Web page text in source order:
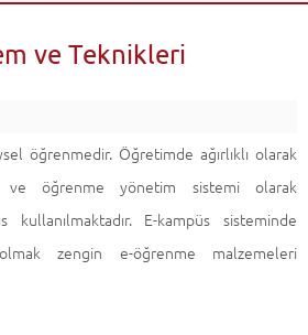
ve Teknikleri
öğrenmedir. Öğretimde ağırlıklı olarak
ve öğrenme yönetim sistemi olarak
kullanılmaktadır. E-kampüs sisteminde
zengin e-öğrenme malzemeleri